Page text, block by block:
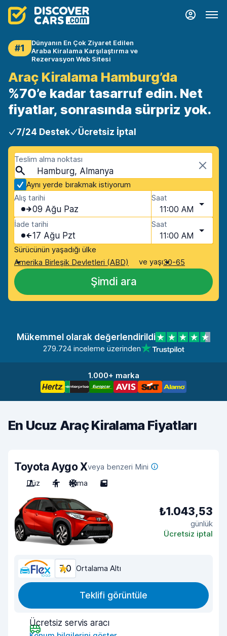
#1
Dünyanın En Çok Ziyaret Edilen
Araba Kiralama Karşılaştırma ve
Rezervasyon Web Sitesi
Araç Kiralama Hamburg’da
%70’e kadar tasarruf edin. Net
fiyatlar, sonrasında sürpriz yok.
7/24 Destek Ücretsiz İptal
Teslim alma noktası
Hamburg, Almanya
Aynı yerde bırakmak istiyorum
Alış tarihi
09 Ağu Paz
Saat
11:00 AM
İade tarihi
17 Ağu Pzt
Saat
11:00 AM
Sürücünün yaşadığı ülke
Amerika Birleşik Devletleri (ABD)
ve yaşı30-65
Şimdi ara
Mükemmel olarak değerlendirildi
279.724 inceleme üzerinden
1.000+ marka
En Ucuz Araç Kiralama Fiyatları
Toyota Aygo Xveya benzeri Mini
Düz
4 Klima 5
₺1.043,53
günlük
Ücretsiz iptal
7,0 Ortalama Altı
Teklifi görüntüle
Ücretsiz servis aracı